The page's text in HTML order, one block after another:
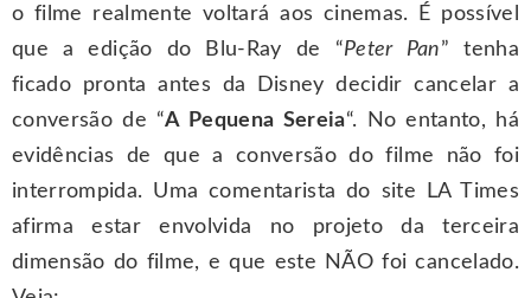
o filme realmente voltará aos cinemas. É possível
que a edição do Blu-Ray de “Peter Pan” tenha
ficado pronta antes da Disney decidir cancelar a
conversão de “A Pequena Sereia“. No entanto, há
evidências de que a conversão do filme não foi
interrompida. Uma comentarista do site LA Times
afirma estar envolvida no projeto da terceira
dimensão do filme, e que este NÃO foi cancelado.